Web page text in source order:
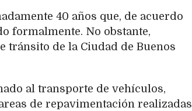
40 años que, de acuerdo
formalmente. No obstante,
tránsito de la Ciudad de Buenos
al transporte de vehículos,
de repavimentación realizadas